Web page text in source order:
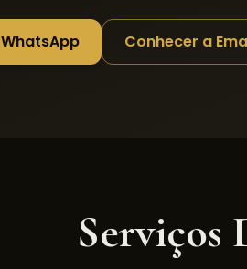
Conhecer a
Serviços